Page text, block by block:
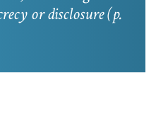
or disclosure(p.